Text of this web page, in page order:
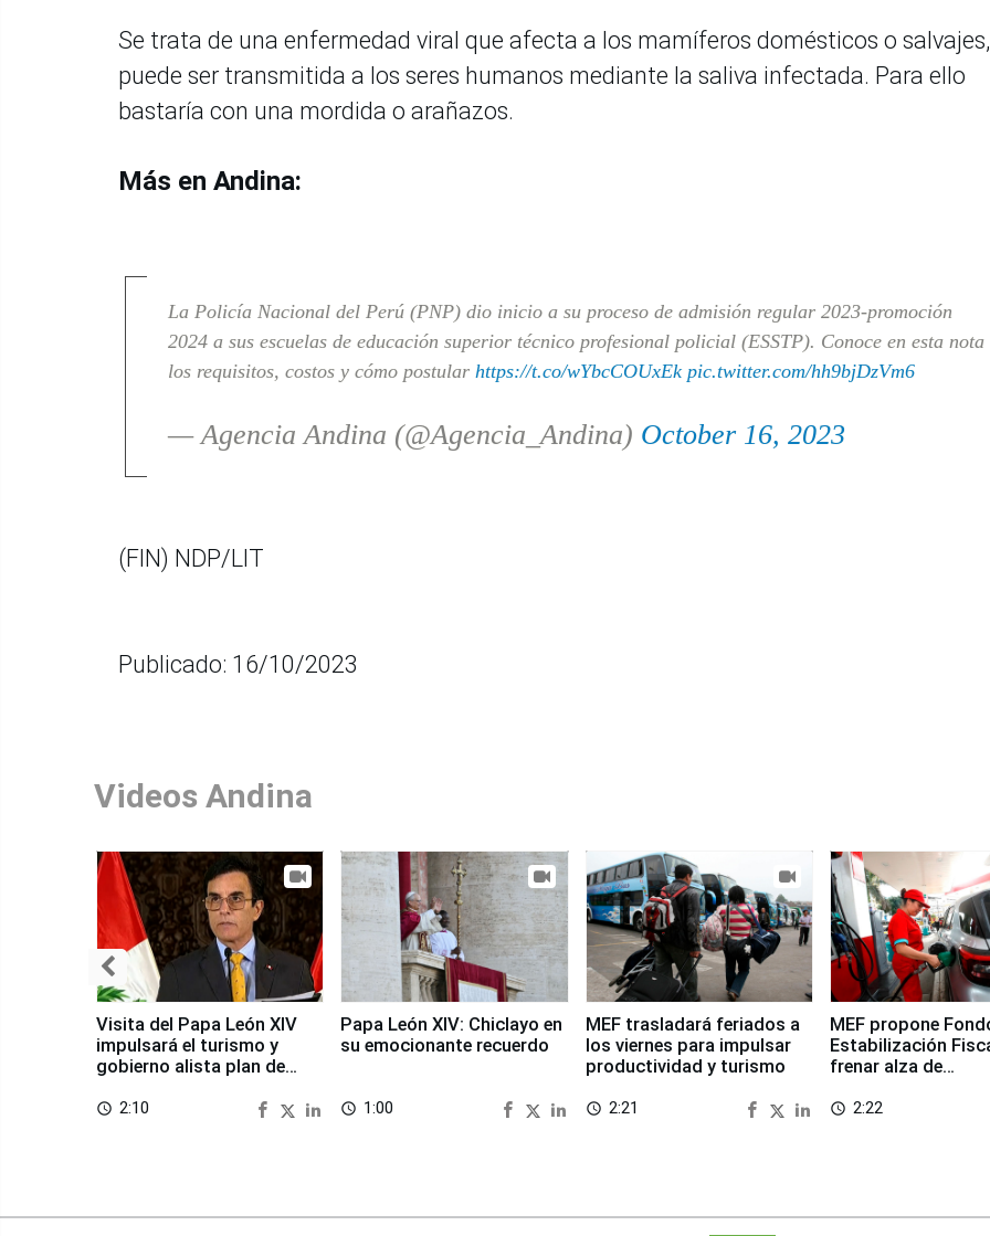
Se trata de una enfermedad viral que afecta a los mamíferos domésticos o
puede ser transmitida a los seres humanos mediante la saliva infectada. Para ello
bastaría con una mordida o arañazos.
Más en Andina:
La Policía Nacional del Perú (PNP) dio inicio a su proceso de admisión regular 2023-promoción
2024 a sus escuelas de educación superior técnico profesional policial (ESSTP). Conoce en esta nota
los requisitos, costos y cómo postular https://t.co/wYbcCOUxEk pic.twitter.com/hh9bjDzVm6
— Agencia Andina (@Agencia_Andina) October 16, 2023
(FIN) NDP/LIT
Publicado: 16/10/2023
Videos Andina
Visita del Papa León XIV
impulsará el turismo y
gobierno alista plan de
access_time 2:10
Papa León XIV: Chiclayo en
su emocionante recuerdo
access_time 1:00
MEF trasladará feriados a
los viernes para impulsar
productividad y turismo
access_time 2:21
MEF propone
Estabilización
frenar alza de
access_time 2:22